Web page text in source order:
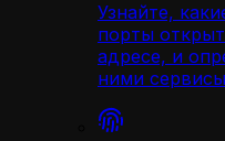
Узнайте,
порты
адресе, и
ними